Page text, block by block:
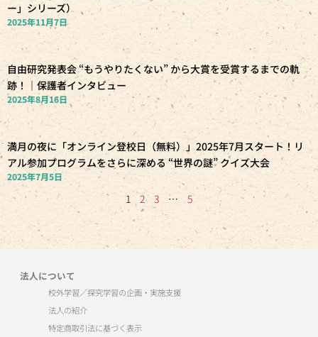
ー」シリーズ）
2025年11月7日
自由研究発表会 “もうやりたくない” から大賞を受賞するまでの軌
跡！｜保護者インタビュー
2025年8月16日
満月の夜に「オンライン登校日（無料）」2025年7月スタート！リ
アル参加プログラムをさらに深める “世界の謎” クイズ大会
2025年7月5日
1 2 3 … 5
法人について
校外学習／探究学習の企画・実施支援
法人の紹介
特定商取引法に基づく表示